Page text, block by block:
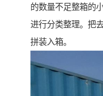
的数量不足整箱的
进行分类整理。把
拼装入箱。